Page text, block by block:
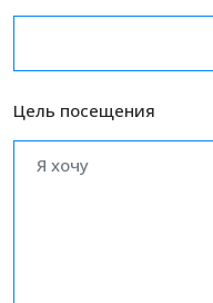
Цель посещения